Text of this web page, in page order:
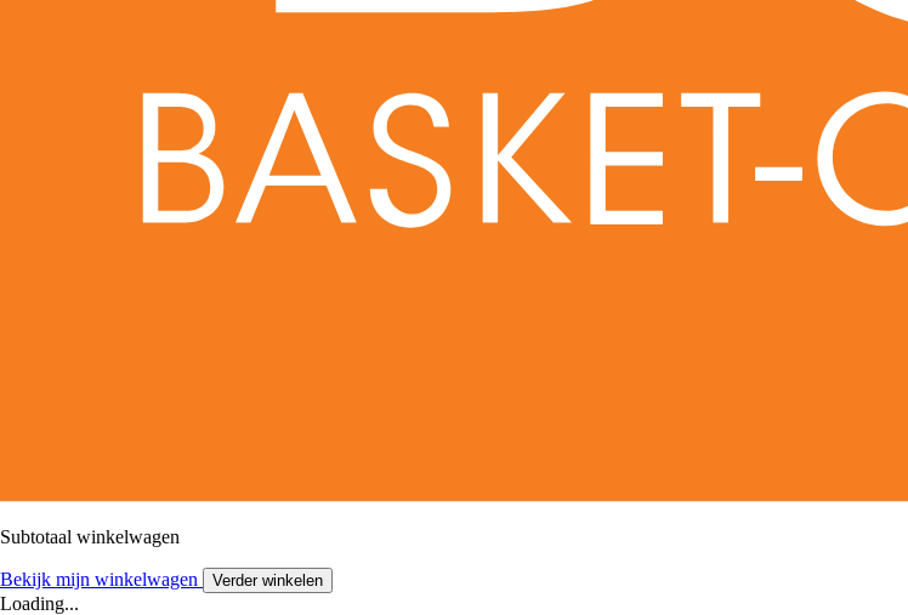
Subtotaal winkelwagen
Bekijk mijn winkelwagen Verder winkelen
Loading...